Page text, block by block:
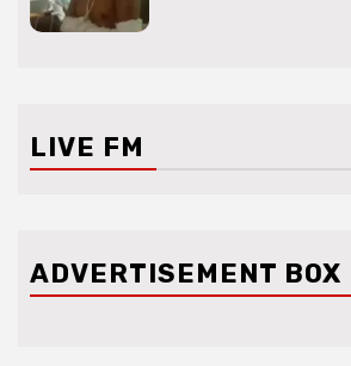
LIVE FM
ADVERTISEMENT BOX